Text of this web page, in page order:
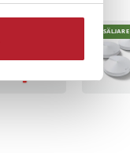
BÄSTSÄLJARE